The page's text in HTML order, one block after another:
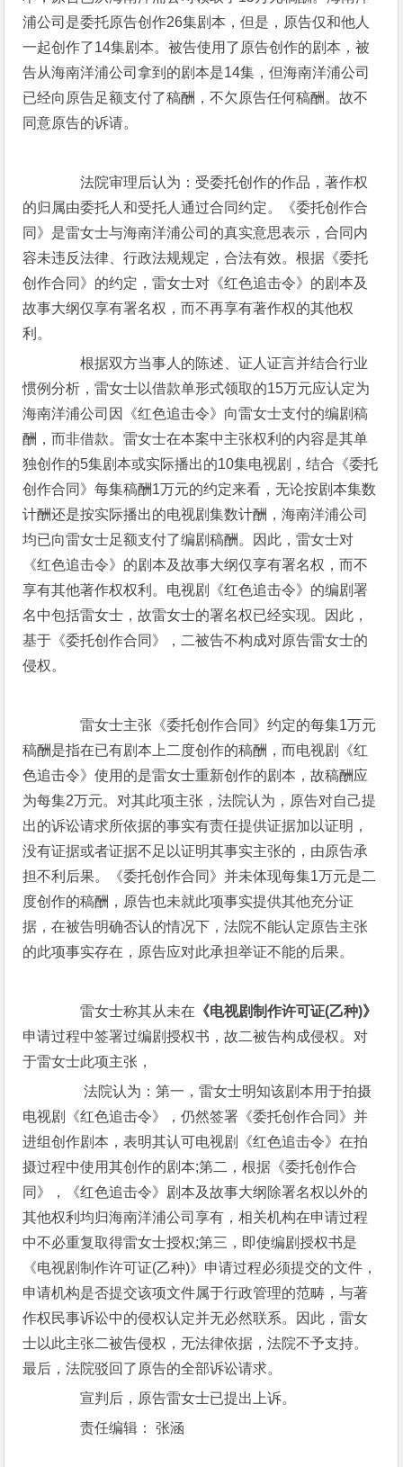
浦公司是委托原告创作26集剧本，但是，原告仅和他人
一起创作了14集剧本。被告使用了原告创作的剧本，被
告从海南洋浦公司拿到的剧本是14集，但海南洋浦公司
已经向原告足额支付了稿酬，不欠原告任何稿酬。故不
同意原告的诉请。
法院审理后认为：受委托创作的作品，著作权
的归属由委托人和受托人通过合同约定。《委托创作合
同》是雷女士与海南洋浦公司的真实意思表示，合同内
容未违反法律、行政法规规定，合法有效。根据《委托
创作合同》的约定，雷女士对《红色追击令》的剧本及
故事大纲仅享有署名权，而不再享有著作权的其他权
利。
根据双方当事人的陈述、证人证言并结合行业
惯例分析，雷女士以借款单形式领取的15万元应认定为
海南洋浦公司因《红色追击令》向雷女士支付的编剧稿
酬，而非借款。雷女士在本案中主张权利的内容是其单
独创作的5集剧本或实际播出的10集电视剧，结合《委托
创作合同》每集稿酬1万元的约定来看，无论按剧本集数
计酬还是按实际播出的电视剧集数计酬，海南洋浦公司
均已向雷女士足额支付了编剧稿酬。因此，雷女士对
《红色追击令》的剧本及故事大纲仅享有署名权，而不
享有其他著作权权利。电视剧《红色追击令》的编剧署
名中包括雷女士，故雷女士的署名权已经实现。因此，
基于《委托创作合同》，二被告不构成对原告雷女士的
侵权。
雷女士主张《委托创作合同》约定的每集1万元
稿酬是指在已有剧本上二度创作的稿酬，而电视剧《红
色追击令》使用的是雷女士重新创作的剧本，故稿酬应
为每集2万元。对其此项主张，法院认为，原告对自己提
出的诉讼请求所依据的事实有责任提供证据加以证明，
没有证据或者证据不足以证明其事实主张的，由原告承
担不利后果。《委托创作合同》并未体现每集1万元是二
度创作的稿酬，原告也未就此项事实提供其他充分证
据，在被告明确否认的情况下，法院不能认定原告主张
的此项事实存在，原告应对此承担举证不能的后果。
雷女士称其从未在 《电视剧制作许可证(乙种)》
申请过程中签署过编剧授权书，故二被告构成侵权。对
于雷女士此项主张，
法院认为：第一，雷女士明知该剧本用于拍摄
电视剧《红色追击令》，仍然签署《委托创作合同》并
进组创作剧本，表明其认可电视剧《红色追击令》在拍
摄过程中使用其创作的剧本;第二，根据《委托创作合
同》，《红色追击令》剧本及故事大纲除署名权以外的
其他权利均归海南洋浦公司享有，相关机构在申请过程
中不必重复取得雷女士授权;第三，即使编剧授权书是
《电视剧制作许可证(乙种)》申请过程必须提交的文件，
申请机构是否提交该项文件属于行政管理的范畴，与著
作权民事诉讼中的侵权认定并无必然联系。因此，雷女
士以此主张二被告侵权，无法律依据，法院不予支持。
最后，法院驳回了原告的全部诉讼请求。
宣判后，原告雷女士已提出上诉。
责任编辑： 张涵